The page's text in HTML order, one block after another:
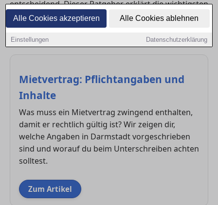
Alle Cookies akzeptieren Alle Cookies ablehnen
Einstellungen Datenschutzerklärung
entscheidend. Dieser Ratgeber erklärt die wichtigsten
Vertragsinhalte, häufige Fehlerquellen und wie du
dich als Mieter, Käufer oder Vermieter optimal
absicherst.
Mietvertrag: Pflichtangaben und
Inhalte
Was muss ein Mietvertrag zwingend enthalten,
damit er rechtlich gültig ist? Wir zeigen dir,
welche Angaben in Darmstadt vorgeschrieben
sind und worauf du beim Unterschreiben achten
solltest.
Zum Artikel